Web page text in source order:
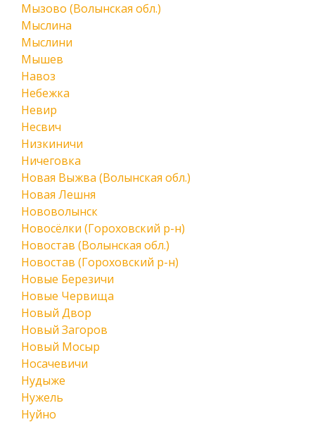
Мызово (Волынская обл.)
Мыслина
Мыслини
Мышев
Навоз
Небежка
Невир
Несвич
Низкиничи
Ничеговка
Новая Выжва (Волынская обл.)
Новая Лешня
Нововолынск
Новосёлки (Гороховский р-н)
Новостав (Волынская обл.)
Новостав (Гороховский р-н)
Новые Березичи
Новые Червища
Новый Двор
Новый Загоров
Новый Мосыр
Носачевичи
Нудыже
Нужель
Нуйно